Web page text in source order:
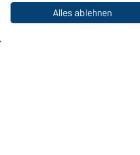
entdecken!
Alles ablehnen